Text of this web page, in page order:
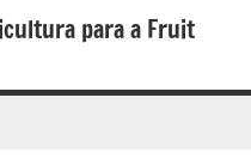
para a Fruit